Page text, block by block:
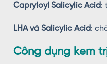
Capryloyl Salicylic Acid:
LHA và Salicylic Acid:
Công dụng kem